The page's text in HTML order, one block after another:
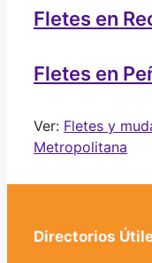
Fletes en
Fletes en
Ver: Fletes y
Metropolitana
Directorios